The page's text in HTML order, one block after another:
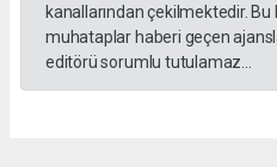
kanallarından çekilmektedir.
muhataplar haberi geçen
editörü sorumlu tutulamaz...